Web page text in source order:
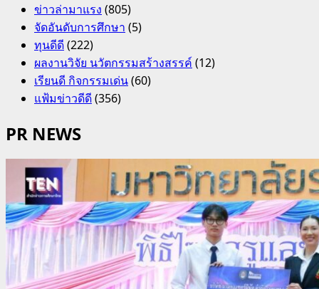
ข่าวล่ามาแรง (805)
จัดอันดับการศึกษา (5)
ทุนดีดี(222)
ผลงานวิจัย นวัตกรรมสร้างสรรค์(12)
เรียนดี กิจกรรมเด่น(60)
แฟ้มข่าวดีดี(356)
PR NEWS